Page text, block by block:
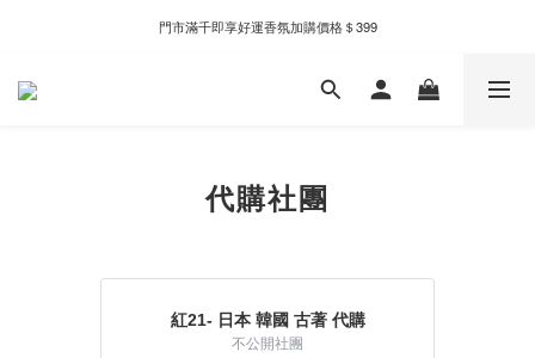
新自製款系列首批限時優惠｜單件95折，任兩件9折
門市滿千即享好運香氛加購價格＄399
新自製款系列首批限時優惠｜單件95折，任兩件9折
代購社團
紅21- 日本 韓國 古著 代購
不公開社團